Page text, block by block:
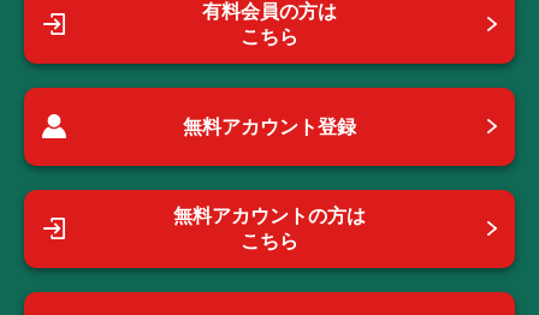
有料会員の方は
こちら
無料アカウント登録
無料アカウントの方は
こちら